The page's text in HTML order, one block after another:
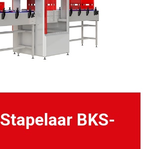
BKS-